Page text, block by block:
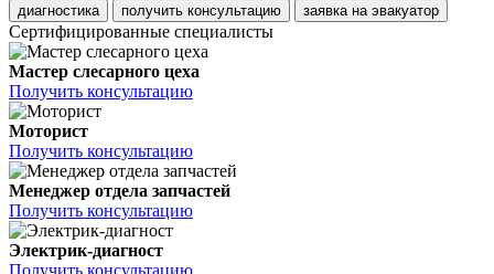
диагностика получить консультацию заявка на эвакуатор
Сертифицированные специалисты
Мастер слесарного цеха
Получить консультацию
Моторист
Получить консультацию
Менеджер отдела запчастей
Получить консультацию
Электрик-диагност